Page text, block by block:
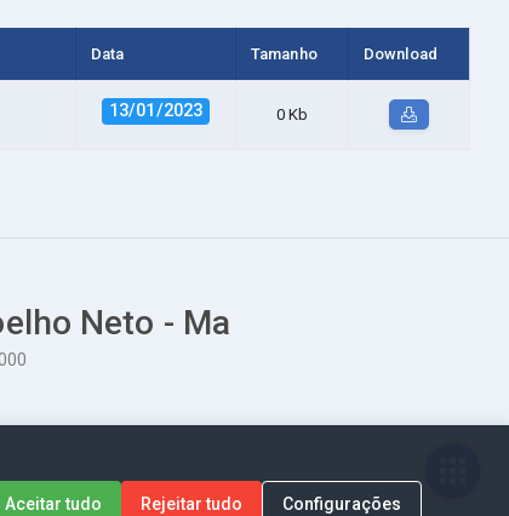
Data Tamanho Download
13/01/2023 0 Kb
Neto - Ma
Aceitar tudo Rejeitar tudo Configurações